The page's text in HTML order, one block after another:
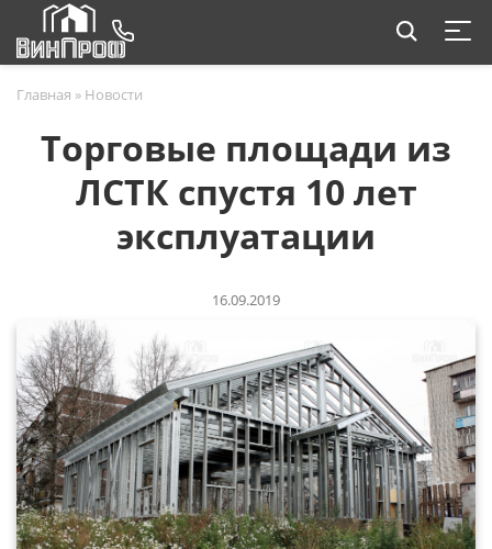
Главная » Новости
Торговые площади из
ЛСТК спустя 10 лет
эксплуатации
16.09.2019